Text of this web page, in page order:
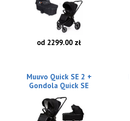
od 2299.00 zł
Muuvo Quick SE 2 +
Gondola Quick SE